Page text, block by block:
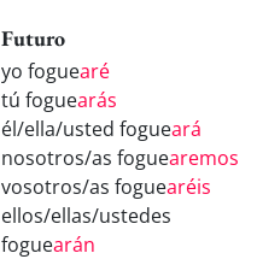
Futuro
yo foguearé
tú foguearás
él/ella/usted fogueará
nosotros/as foguearemos
vosotros/as foguearéis
ellos/ellas/ustedes
foguearán